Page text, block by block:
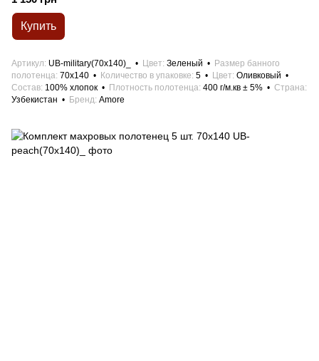
Купить
Артикул UB-military(70x140)_ Цвет Зеленый
Размер банного
полотенца 70x140 Количество в упаковке 5 Цвет Оливковый
Состав 100% хлопок Плотность полотенца 400 г/м.кв ± 5%
Страна
Узбекистан
Бренд Amore